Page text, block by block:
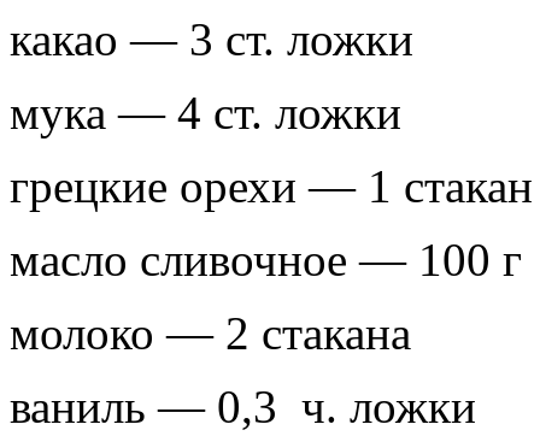
какао — 3 ст. ложки
мука — 4 ст. ложки
грецкие орехи — 1 стакан
масло сливочное — 100 г
молоко — 2 стакана
ваниль — 0,3 ч. ложки